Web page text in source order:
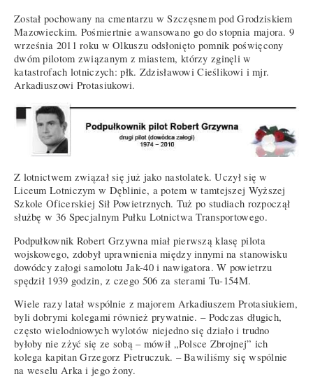
Został pochowany na cmentarzu w Szczęsnem pod Grodziskiem
Mazowieckim. Pośmiertnie awansowano go do stopnia majora. 9
września 2011 roku w Olkuszu odsłonięto pomnik poświęcony
dwóm pilotom związanym z miastem, którzy zginęli w
katastrofach lotniczych: płk. Zdzisławowi Cieślikowi i mjr.
Arkadiuszowi Protasiukowi.
Z lotnictwem związał się już jako nastolatek. Uczył się w
Liceum Lotniczym w Dęblinie, a potem w tamtejszej Wyższej
Szkole Oficerskiej Sił Powietrznych. Tuż po studiach rozpoczął
służbę w 36 Specjalnym Pułku Lotnictwa Transportowego.
Podpułkownik Robert Grzywna miał pierwszą klasę pilota
wojskowego, zdobył uprawnienia między innymi na stanowisku
dowódcy załogi samolotu Jak-40 i nawigatora. W powietrzu
spędził 1939 godzin, z czego 506 za sterami Tu-154M.
Wiele razy latał wspólnie z majorem Arkadiuszem Protasiukiem,
byli dobrymi kolegami również prywatnie. – Podczas długich,
często wielodniowych wylotów niejedno się działo i trudno
byłoby nie zżyć się ze sobą – mówił „Polsce Zbrojnej” ich
kolega kapitan Grzegorz Pietruczuk. – Bawiliśmy się wspólnie
na weselu Arka i jego żony.